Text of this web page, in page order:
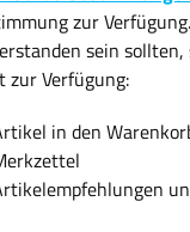
zur
sein
zur Verfügung:
in den